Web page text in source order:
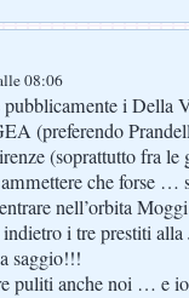
08:06
i Della
(preferendo
(soprattutto fra
che forse
nell’orbita
i tre prestiti
saggio!!!
puliti anche noi … e